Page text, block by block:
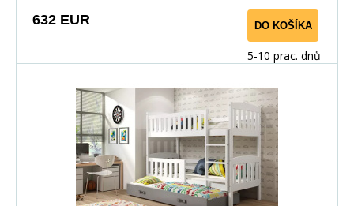
632 EUR DO KOŠÍKA
5-10 prac. dnů